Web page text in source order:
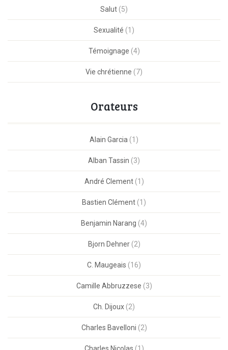
Salut (5)
Sexualité (1)
Témoignage (4)
Vie chrétienne (7)
Orateurs
Alain Garcia (1)
Alban Tassin (3)
André Clement(1)
Bastien Clément (1)
Benjamin Narang (4)
Bjorn Dehner(2)
C. Maugeais (16)
Camille Abbruzzese (3)
Ch. Dijoux (2)
Charles Bavelloni (2)